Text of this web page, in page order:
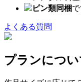
ピン類同梱
よくある質問
プランについ